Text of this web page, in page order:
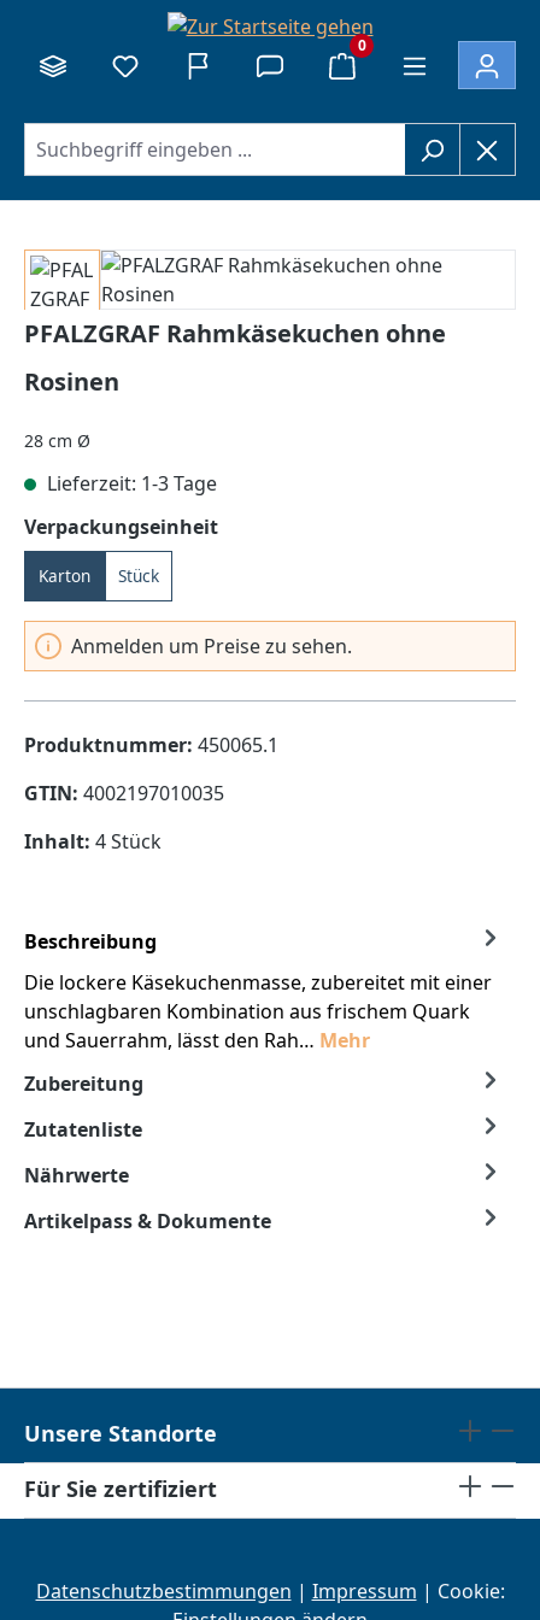
0
Bildergalerie überspringen
PFALZGRAF Rahmkäsekuchen ohne
Rosinen
28 cm Ø
Lieferzeit: 1-3 Tage
Verpackungseinheitauswählen
Karton Stück
Anmelden um Preise zu sehen.
Produktnummer: 450065.1
GTIN: 4002197010035
Inhalt: 4 Stück
Beschreibung
Die lockere Käsekuchenmasse, zubereitet mit einer
unschlagbaren Kombination aus frischem Quark
und Sauerrahm, lässt den Rah… Mehr
Zubereitung
Zutatenliste
Nährwerte
Artikelpass & Dokumente
Unsere Standorte
Für Sie zertifiziert
Datenschutzbestimmungen | Impressum | Cookie: